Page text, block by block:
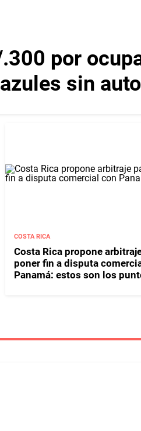
por
sin
COSTA RICA
Costa Rica propone
poner fin a disputa
Panamá: estos son los